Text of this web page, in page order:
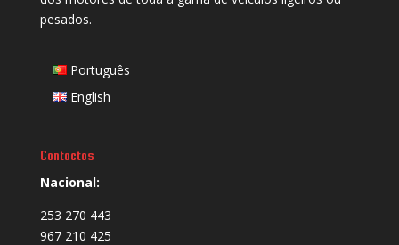
pesados.
Português
English
Contactos
Nacional:
253 270 443
967 210 425